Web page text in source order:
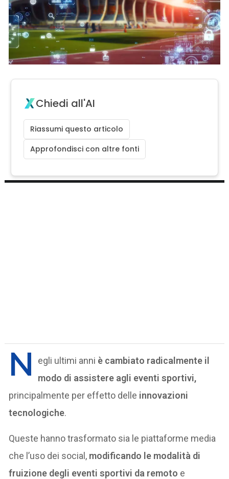
Chiedi all'AI
Riassumi questo articolo
Approfondisci con altre fonti
N egli ultimi anni è cambiato radicalmente il
modo di assistere agli eventi sportivi,
principalmente per effetto delle innovazioni
tecnologiche.
Queste hanno trasformato sia le piattaforme media
che l’uso dei social, modificando le modalità di
fruizione degli eventi sportivi da remoto e